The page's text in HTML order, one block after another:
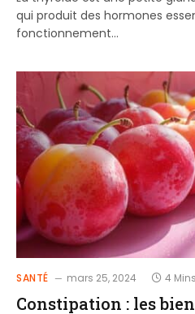
qui produit des hormones
fonctionnement…
SANTÉ mars 25, 2024 4
Constipation : les